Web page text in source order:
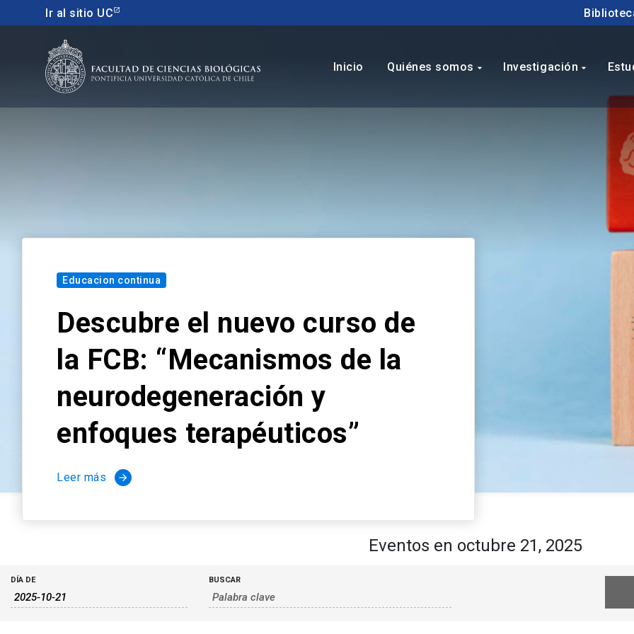
Ir al sitio UC
Inicio Quiénes somos arrow_drop_down Investigación arrow_drop_down
Educacion continua
Descubre el nuevo curso de
la FCB: “Mecanismos de la
neurodegeneración y
enfoques terapéuticos”
Leer más arrow_forward
Eventos en octubre 21, 2025
Búsqueda
y
Búsqueda
de
Eventos
DÍA DE BUSCAR